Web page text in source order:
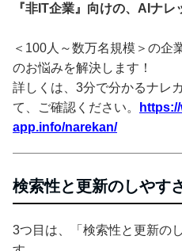
『非IT企業』向けの、AIナレ
＜100人～数万名規模＞の企
のお悩みを解決します！
詳しくは、3分で分かるナレ
て、ご確認ください。
app.info/narekan/
検索性と更新のしやす
3つ目は、「検索性と更新の